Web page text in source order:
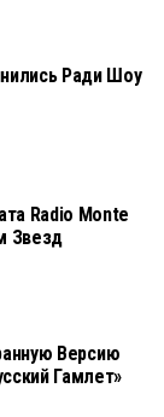
Ради Шоу
Radio Monte
Звезд
Версию
Гамлет»